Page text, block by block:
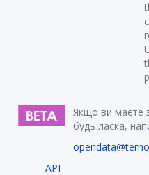
Якщо ви маєте
будь ласка,
API